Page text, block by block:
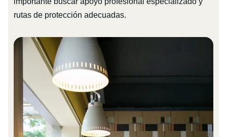
rutas de protección adecuadas.